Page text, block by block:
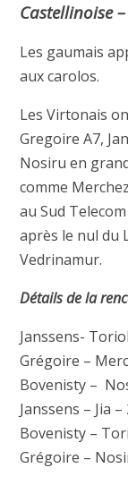
Castellinoise
Les gaumais
aux carolos.
Les Virtonais
Gregoire A7,
Nosiru en
comme
au Sud
après le nul du
Vedrinamur.
Détails de la
Janssens-
Grégoire –
Bovenisty –
Janssens – Jia
Bovenisty –
Grégoire –